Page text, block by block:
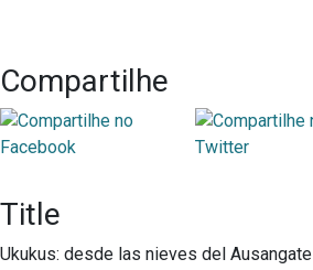
Compartilhe
Title
Ukukus: desde las nieves del Ausangate